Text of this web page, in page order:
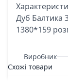
Дуб Балтика
1380*159
Виробник
Схожі товари